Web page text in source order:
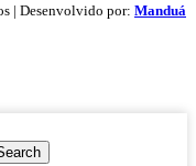
| Desenvolvido por: Manduá